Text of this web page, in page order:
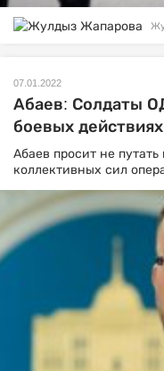
07.01.2022
Абаев: Солдаты
боевых действиях
Абаев просит не
коллективных сил